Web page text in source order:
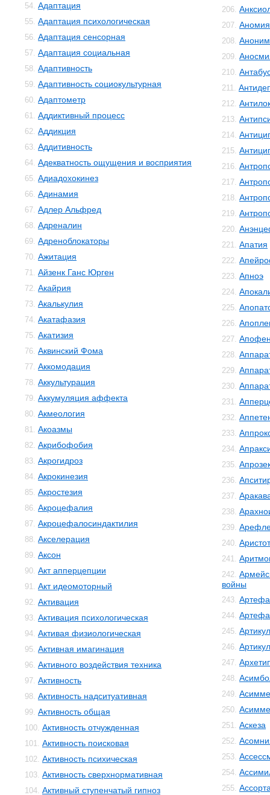
54. Адаптация
55. Адаптация психологическая
56. Адаптация сенсорная
57. Адаптация социальная
58. Адаптивность
59. Адаптивность социокультурная
60. Адаптометр
61. Аддиктивный процесс
62. Аддикция
63. Аддитивность
64. Адекватность ощущения и восприятия
65. Адиадохокинез
66. Адинамия
67. Адлер Альфред
68. Адреналин
69. Адреноблокаторы
70. Ажитация
71. Айзенк Ганс Юрген
72. Акайрия
73. Акалькулия
74. Акатафазия
75. Акатизия
76. Аквинский Фома
77. Аккомодация
78. Аккультурация
79. Аккумуляция аффекта
80. Акмеология
81. Акоазмы
82. Акрибофобия
83. Акрогидроз
84. Акрокинезия
85. Акростезия
86. Акроцефалия
87. Акроцефалосиндактилия
88. Акселерация
89. Аксон
90. Акт апперцепции
91. Акт идеомоторный
92. Активация
93. Активация психологическая
94. Активая физиологическая
95. Активная имагинация
96. Активного воздействия техника
97. Активность
98. Активность надситуативная
99. Активность общая
100. Активность отчужденная
101. Активность поисковая
102. Активность психическая
103. Активность сверхнормативная
104. Активный ступенчатый гипноз
206.
207. Аномия
208.
209.
210.
211.
212.
213.
214.
215.
216.
217.
218.
219.
220.
221. Апатия
222.
223. Апноэ
224.
225.
226.
227.
228.
229.
230.
231.
232.
233.
234.
235.
236.
237.
238.
239.
240.
241.
242.
войны
243.
244.
245.
246.
247.
248.
249.
250.
251. Аскеза
252.
253.
254.
255.